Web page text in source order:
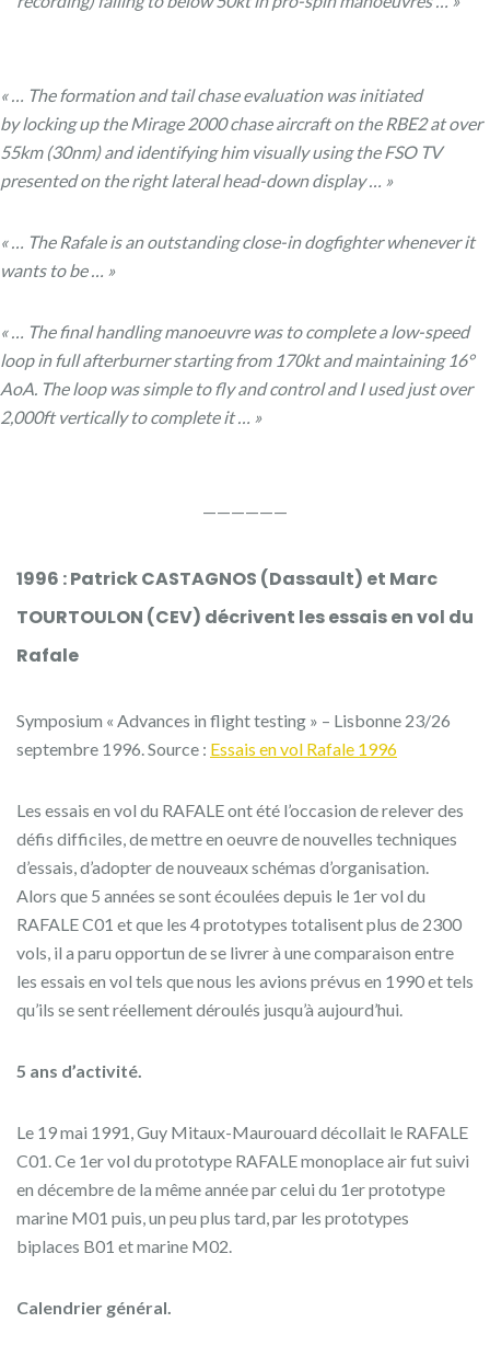
« … The formation and tail chase evaluation was initiated
by locking up the Mirage 2000 chase aircraft on the RBE2 at over
55km (30nm) and identifying him visually using the FSO TV
presented on the right lateral head-down display … »
« … The Rafale is an outstanding close-in dogfighter whenever it
wants to be … »
« … The final handling manoeuvre was to complete a low-speed
loop in full afterburner starting from 170kt and maintaining 16°
AoA. The loop was simple to fly and control and I used just over
2,000ft vertically to complete it … »
——————
1996 : Patrick CASTAGNOS (Dassault) et Marc
TOURTOULON (CEV) décrivent les essais en vol du
Rafale
Symposium « Advances in flight testing » – Lisbonne 23/26
septembre 1996. Source : Essais en vol Rafale 1996
Les essais en vol du RAFALE ont été l’occasion de relever des
défis difficiles, de mettre en oeuvre de nouvelles techniques
d’essais, d’adopter de nouveaux schémas d’organisation.
Alors que 5 années se sont écoulées depuis le 1er vol du
RAFALE C01 et que les 4 prototypes totalisent plus de 2300
vols, il a paru opportun de se livrer à une comparaison entre
les essais en vol tels que nous les avions prévus en 1990 et tels
qu’ils se sent réellement déroulés jusqu’à aujourd’hui.
5 ans d’activité.
Le 19 mai 1991, Guy Mitaux-Maurouard décollait le RAFALE
C01. Ce 1er vol du prototype RAFALE monoplace air fut suivi
en décembre de la même année par celui du 1er prototype
marine M01 puis, un peu plus tard, par les prototypes
biplaces B01 et marine M02.
Calendrier général.